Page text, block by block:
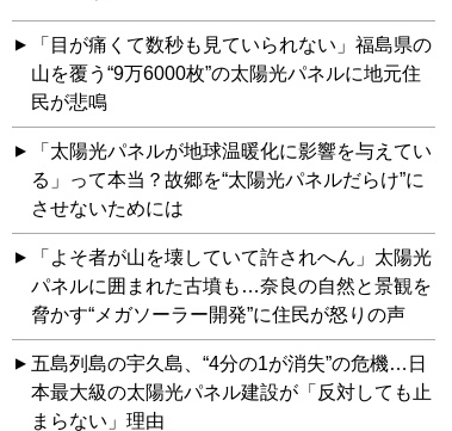
「目が痛くて数秒も見ていられない」福島県の
山を覆う“9万6000枚”の太陽光パネルに地元住
民が悲鳴
「太陽光パネルが地球温暖化に影響を与えてい
る」って本当？故郷を“太陽光パネルだらけ”に
させないためには
「よそ者が山を壊していて許されへん」太陽光
パネルに囲まれた古墳も…奈良の自然と景観を
脅かす“メガソーラー開発”に住民が怒りの声
五島列島の宇久島、“4分の1が消失”の危機…日
本最大級の太陽光パネル建設が「反対しても止
まらない」理由